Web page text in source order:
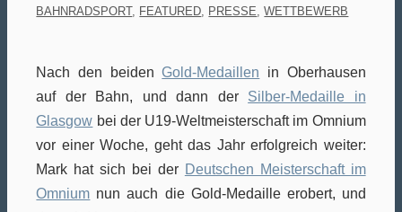
BAHNRADSPORT, FEATURED PRESSE ,WETTBEWERB
Nach den beidenGold-Medaillen in Oberhausen
auf der Bahn, und dann der Silber-Medaille in
Glasgow bei der U19-Weltmeisterschaft im Omnium
vor einer Woche, geht das Jahr erfolgreich weiter:
Mark hat sich bei der Deutschen Meisterschaft im
Omnium nun auch die Gold-Medaille erobert, und